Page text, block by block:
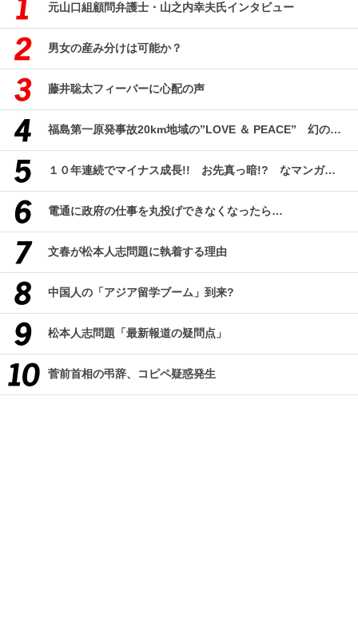
元山口組顧問弁護士・山之内幸夫氏インタビュー
男女の産み分けは可能か？
藤井聡太フィーバーに心配の声
福島第一原発事故20km地域の”LOVE ＆ PEACE” 幻のコミューン「獏原人村」の現在
１０年連続でマイナス成長!! お先真っ暗!? なマンガ産業研究
電通に政府の仕事を丸投げできなくなったら…
文春が松本人志問題に執着する理由
中国人の「アジア留学ブーム」到来?
松本人志問題「最新報道の疑問点」
菅前首相の弔辞、コピペ疑惑発生